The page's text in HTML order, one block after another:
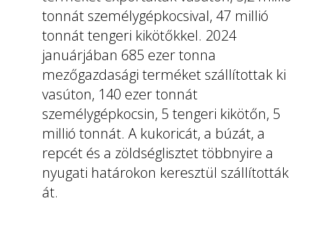
tonnát személygépkocsival, 47 millió
tonnát tengeri kikötőkkel. 2024
januárjában 685 ezer tonna
mezőgazdasági terméket szállítottak ki
vasúton, 140 ezer tonnát
személygépkocsin, 5 tengeri kikötőn, 5
millió tonnát. A kukoricát, a búzát, a
repcét és a zöldséglisztet többnyire a
nyugati határokon keresztül szállították
át.